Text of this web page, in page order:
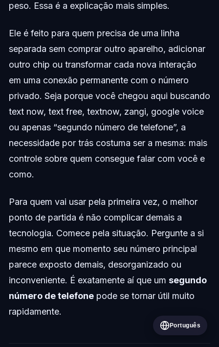
peso. Essa é a explicação mais simples.
Ele é feito para quem precisa de uma linha
separada sem comprar outro aparelho, adicionar
outro chip ou transformar cada nova interação
em uma conexão permanente com o número
privado. Seja porque você chegou aqui buscando
text now, text free, textnow, zangi, google voice
ou apenas “segundo número de telefone”, a
necessidade por trás costuma ser a mesma: mais
controle sobre quem consegue falar com você e
como.
Para quem vai usar pela primeira vez, o melhor
ponto de partida é não complicar demais a
tecnologia. Comece pela situação. Pergunte a si
mesmo em que momento seu número principal
parece exposto demais, desorganizado ou
inconveniente. É exatamente aí que um segundo
número de telefonepode se tornar útil muito
rapidamente.
Português